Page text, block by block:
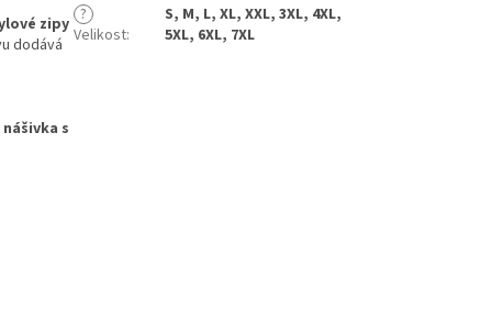
zipy
dodává
nášivka s
?
Velikost:
S, M, L, XL, XXL, 3XL, 4XL,
5XL, 6XL, 7XL